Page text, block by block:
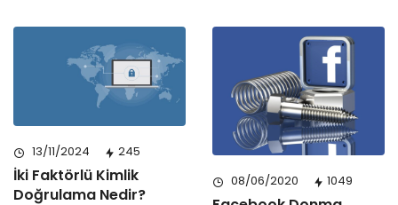
13/11/2024 245
İki Faktörlü Kimlik
Doğrulama Nedir?
08/06/2020 1049